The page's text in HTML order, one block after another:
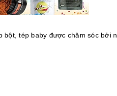
tép baby được chăm sóc bởi